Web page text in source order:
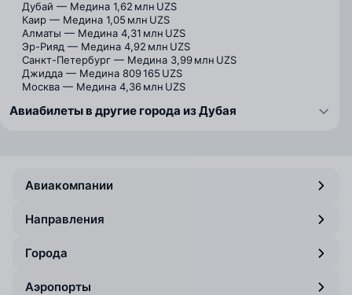
Дубай — Медина 1,62 млн UZS
Каир — Медина 1,05 млн UZS
Алматы — Медина 4,31 млн UZS
Эр-Рияд — Медина 4,92 млн UZS
Санкт-Петербург — Медина 3,99 млн UZS
Джидда — Медина 809 165 UZS
Москва — Медина 4,36 млн UZS
Авиабилеты в другие города из Дубая
Авиакомпании
Направления
Города
Аэропорты